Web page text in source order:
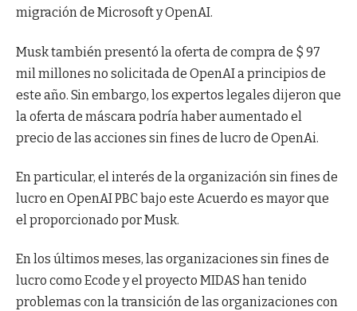
migración de Microsoft y OpenAI.
Musk también presentó la oferta de compra de $ 97
mil millones no solicitada de OpenAI a principios de
este año. Sin embargo, los expertos legales dijeron que
la oferta de máscara podría haber aumentado el
precio de las acciones sin fines de lucro de OpenAi.
En particular, el interés de la organización sin fines de
lucro en OpenAI PBC bajo este Acuerdo es mayor que
el proporcionado por Musk.
En los últimos meses, las organizaciones sin fines de
lucro como Ecode y el proyecto MIDAS han tenido
problemas con la transición de las organizaciones con